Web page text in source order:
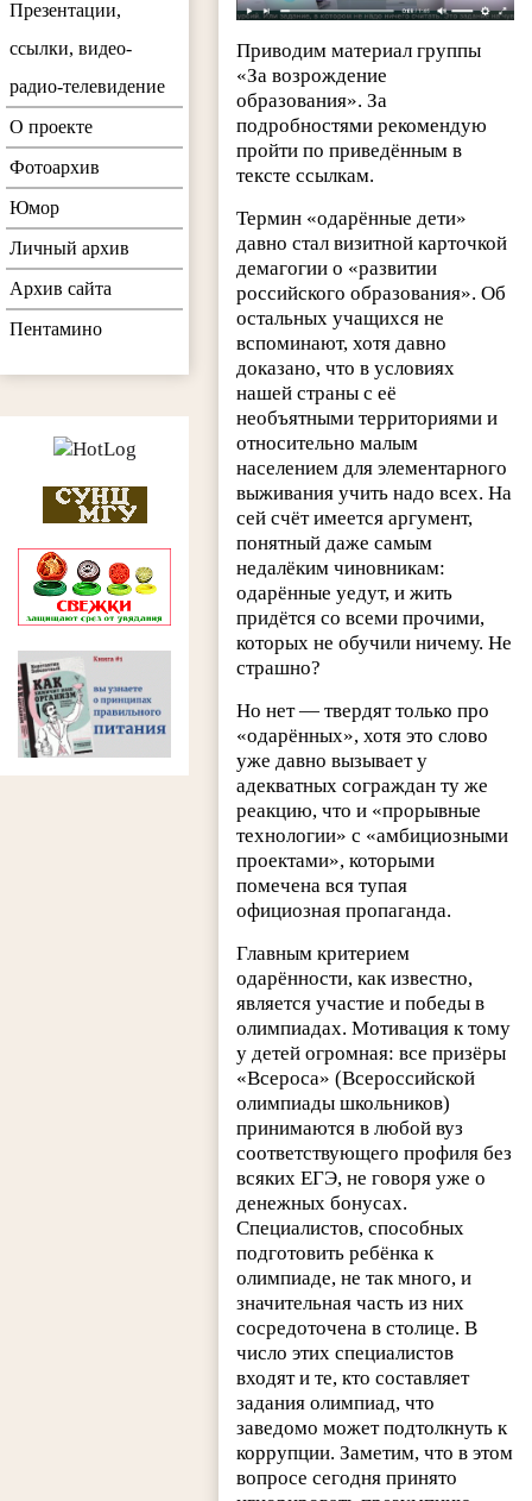
Приводим материал группы
«За возрождение
образования». За
подробностями рекомендую
пройти по приведённым в
тексте ссылкам.
Термин «одарённые дети»
давно стал визитной карточкой
демагогии о «развитии
российского образования». Об
остальных учащихся не
вспоминают, хотя давно
доказано, что в условиях
нашей страны с её
необъятными территориями и
относительно малым
населением для элементарного
выживания учить надо всех. На
сей счёт имеется аргумент,
понятный даже самым
недалёким чиновникам:
одарённые уедут, и жить
придётся со всеми прочими,
которых не обучили ничему. Не
страшно?
Но нет — твердят только про
«одарённых», хотя это слово
уже давно вызывает у
адекватных сограждан ту же
реакцию, что и «прорывные
технологии» с «амбициозными
проектами», которыми
помечена вся тупая
официозная пропаганда.
Главным критерием
одарённости, как известно,
является участие и победы в
олимпиадах. Мотивация к тому
у детей огромная: все призёры
«Всероса» (Всероссийской
олимпиады школьников)
принимаются в любой вуз
соответствующего профиля без
всяких ЕГЭ, не говоря уже о
денежных бонусах.
Специалистов, способных
подготовить ребёнка к
олимпиаде, не так много, и
значительная часть из них
сосредоточена в столице. В
число этих специалистов
входят и те, кто составляет
задания олимпиад, что
заведомо может подтолкнуть к
коррупции. Заметим, что в этом
вопросе сегодня принято
Презентации,
ссылки, видео-
радио-телевидение
О проекте
Фотоархив
Юмор
Личный архив
Архив сайта
Пентамино